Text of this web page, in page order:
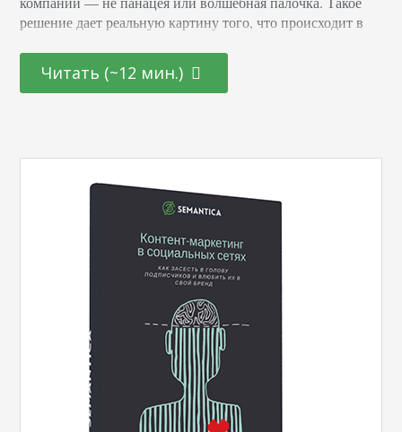
решение дает реальную картину того, что происходит в
планировать финансирование того или иного проекта. Но
стоит понимать, что данный маркетинговый инструмент
Читать (~12 мин.)